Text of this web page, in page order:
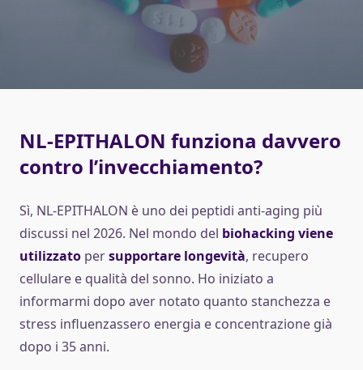
NL-EPITHALON funziona davvero
contro l’invecchiamento?
Sì, NL-EPITHALON è uno dei peptidi anti-aging più
discussi nel 2026. Nel mondo del biohacking viene
utilizzato persupportare longevità, recupero
cellulare e qualità del sonno. Ho iniziato a
informarmi dopo aver notato quanto stanchezza e
stress influenzassero energia e concentrazione già
dopo i 35 anni.